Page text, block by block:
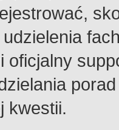
oficjalny
kwestii.